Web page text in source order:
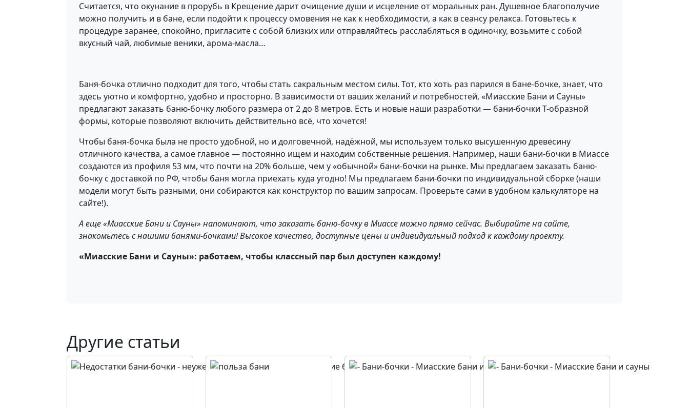
Считается, что окунание в прорубь в Крещение дарит очищение души и исцеление от моральных ран. Душевное благополучие
можно получить и в бане, если подойти к процессу омовения не как к необходимости, а как в сеансу релакса. Готовьтесь к
процедуре заранее, спокойно, пригласите с собой близких или отправляйтесь расслабляться в одиночку, возьмите с собой
вкусный чай, любимые веники, арома-масла…
Баня-бочка отлично подходит для того, чтобы стать сакральным местом силы. Тот, кто хоть раз парился в бане-бочке, знает, что
здесь уютно и комфортно, удобно и просторно. В зависимости от ваших желаний и потребностей, «Миасские Бани и Сауны»
предлагают заказать баню-бочку любого размера от 2 до 8 метров. Есть и новые наши разработки — бани-бочки Т-образной
формы, которые позволяют включить действительно всё, что хочется!
Чтобы баня-бочка была не просто удобной, но и долговечной, надёжной, мы используем только высушенную древесину
отличного качества, а самое главное — постоянно ищем и находим собственные решения. Например, наши бани-бочки в Миассе
создаются из профиля 53 мм, что почти на 20% больше, чем у «обычной» бани-бочки на рынке. Мы предлагаем заказать баню-
бочку с доставкой по РФ, чтобы баня могла приехать куда угодно! Мы предлагаем бани-бочки по индивидуальной сборке (наши
модели могут быть разными, они собираются как конструктор по вашим запросам. Проверьте сами в удобном калькуляторе на
сайте!).
А еще «Миасские Бани и Сауны» напоминают, что заказать баню-бочку в Миассе можно прямо сейчас. Выбирайте на сайте,
знакомьтесь с нашими банями-бочками! Высокое качество, доступные цены и индивидуальный подход к каждому проекту.
«Миасские Бани и Сауны»: работаем, чтобы классный пар был доступен каждому!
Другие статьи